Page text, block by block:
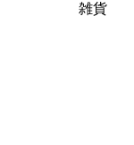
雑貨